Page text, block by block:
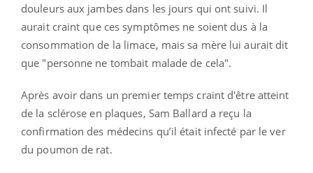
douleurs aux jambes dans les jours qui ont suivi. Il
aurait craint que ces symptômes ne soient dus à la
consommation de la limace, mais sa mère lui aurait dit
que "personne ne tombait malade de cela".
Après avoir dans un premier temps craint d'être atteint
de la sclérose en plaques, Sam Ballard a reçu la
confirmation des médecins qu’il était infecté par le ver
du poumon de rat.